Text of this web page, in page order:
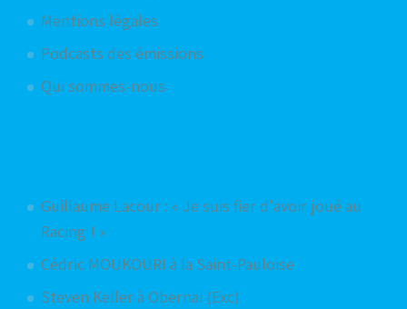
Mentions légales
Podcasts des émissions
Qui sommes-nous
Guillaume Lacour : « Je suis fier d'avoir joué au
Racing ! »
Cédric MOUKOURI à la Saint-Pauloise
Steven Keller à Obernai (Exc)